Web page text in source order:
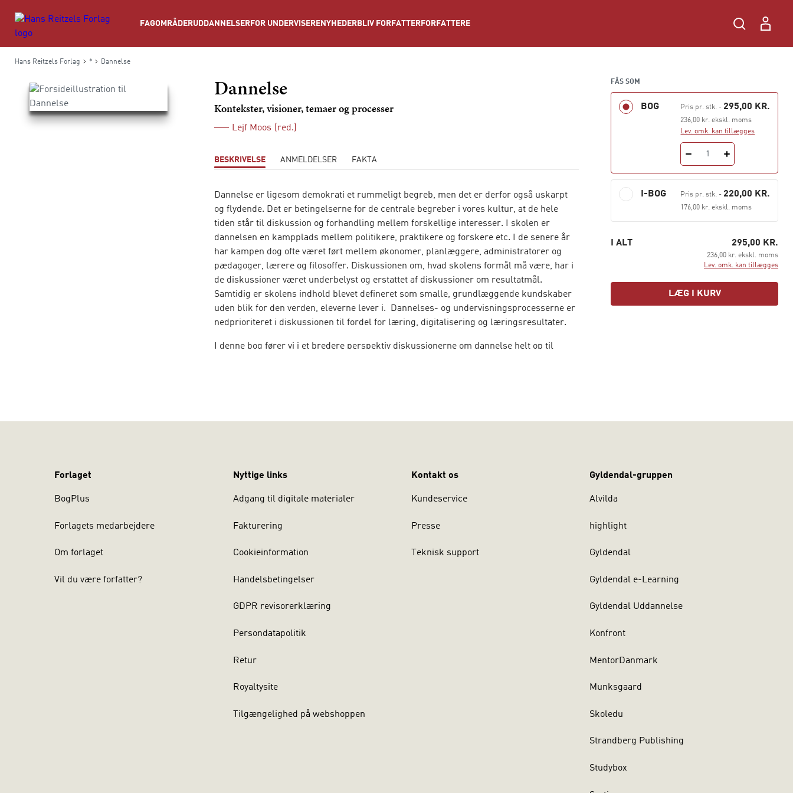
FAGOMRÅDERUDDANNELSER FOR UNDERVISERE NYHEDER BLIV FORFATTER FORFATTERE
Hans Reitzels Forlag * Dannelse
Dannelse
Kontekster, visioner, temaer og processer
Lejf Moos (red.)
BESKRIVELSE ANMELDELSER FAKTA
Dannelse er ligesom demokrati et rummeligt begreb, men det er derfor også uskarpt
og flydende. Det er betingelserne for de centrale begreber i vores kultur, at de hele
tiden står til diskussion og forhandling mellem forskellige interesser. I skolen er
dannelsen en kampplads mellem politikere, praktikere og forskere etc. I de senere år
har kampen dog ofte været ført mellem økonomer, planlæggere, administratorer og
pædagoger, lærere og filosoffer. Diskussionen om, hvad skolens formål må være, har i
de diskussioner været underbelyst og erstattet af diskussioner om resultatmål.
Samtidig er skolens indhold blevet defineret som smalle, grundlæggende kundskaber
uden blik for den verden, eleverne lever i. Dannelses- og undervisningsprocesserne er
nedprioriteret i diskussionen til fordel for læring, digitalisering og læringsresultater.
I denne bog fører vi i et bredere perspektiv diskussionerne om dannelse helt op til
FÅS SOM
BOG Pris pr. stk. - 295,00 KR.
236,00 kr. ekskl. moms
Lev. omk. kan tillægges
1
I-BOG Pris pr. stk. - 220,00 KR.
176,00 kr. ekskl. moms
I ALT 295,00 KR.
236,00 kr. ekskl. moms
Lev. omk. kan tillægges
LÆG I KURV
Forlaget
BogPlus
Forlagets medarbejdere
Om forlaget
Vil du være forfatter?
Nyttige links
Adgang til digitale materialer
Fakturering
Cookieinformation
Handelsbetingelser
GDPR revisorerklæring
Persondatapolitik
Retur
Royaltysite
Tilgængelighed på webshoppen
Kontakt os
Kundeservice
Presse
Teknisk support
Gyldendal-gruppen
Alvilda
highlight
Gyldendal
Gyldendal e-Learning
Gyldendal Uddannelse
Konfront
MentorDanmark
Munksgaard
Skoledu
Strandberg Publishing
Studybox